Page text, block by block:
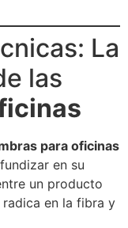
La
las
para oficinas
en su
un producto
en la fibra y